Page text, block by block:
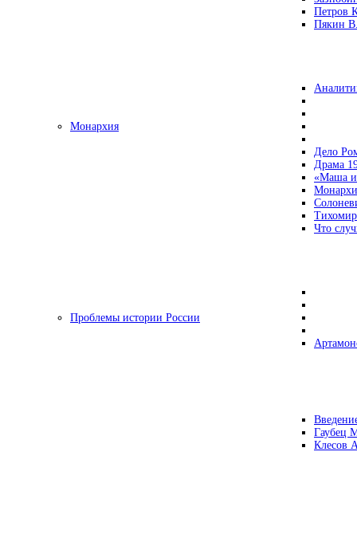
Петров
Пякин
Монархия
Дело
Драма
«Маша и
Что
Проблемы истории России
Гаубец
Клесов